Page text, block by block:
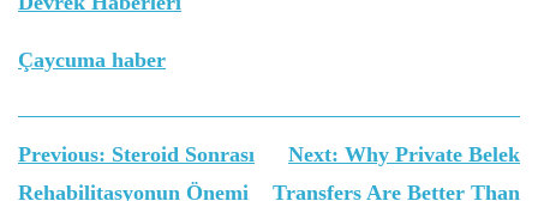
Çaycuma haber
Yazı
gezinmesi
Previous: Steroid Sonrası
Rehabilitasyonun Önemi
Next: Why Private Belek
Transfers Are Better Than